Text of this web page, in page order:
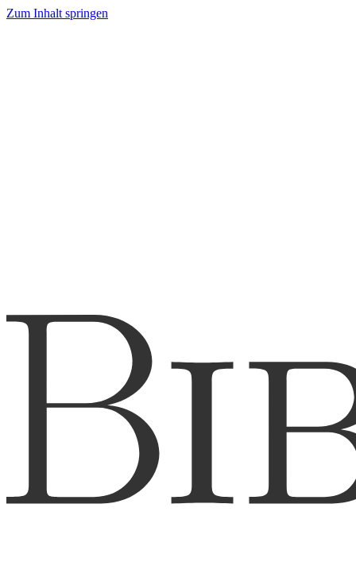
Zum Inhalt springen